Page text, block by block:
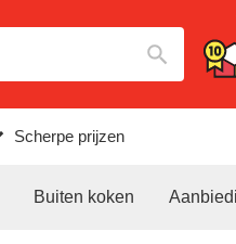
Scherpe prijzen
Buiten koken